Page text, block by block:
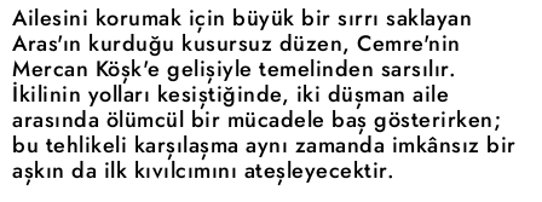
Ailesini korumak için büyük bir sırrı saklayan
Aras'ın kurduğu kusursuz düzen, Cemre'nin
Mercan Köşk'e gelişiyle temelinden sarsılır.
İkilinin yolları kesiştiğinde, iki düşman aile
arasında ölümcül bir mücadele baş gösterirken;
bu tehlikeli karşılaşma aynı zamanda imkânsız bir
aşkın da ilk kıvılcımını ateşleyecektir.